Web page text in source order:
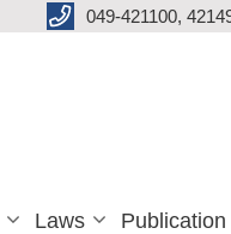
049-421100,
Laws Publication